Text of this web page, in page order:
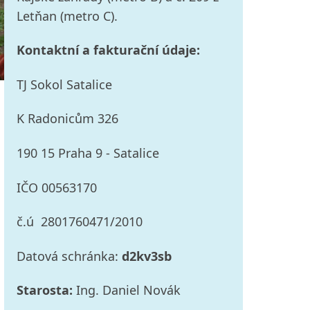
Letňan (metro C).
Kontaktní a fakturační údaje:
TJ Sokol Satalice
K Radonicům 326
190 15 Praha 9 - Satalice
IČO 00563170
č.ú 2801760471/2010
Datová schránka: d2kv3sb
Starosta: Ing. Daniel Novák